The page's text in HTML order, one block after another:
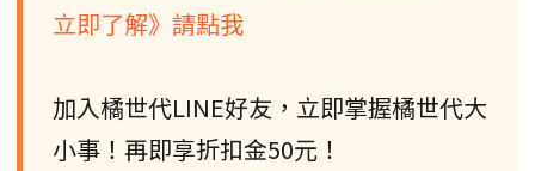
立即了解》請點我
加入橘世代LINE好友，立即掌握橘世代大
小事！再即享折扣金50元！